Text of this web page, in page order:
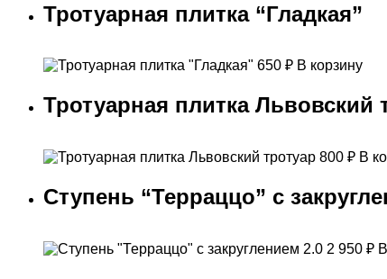
Тротуарная плитка “Гладкая”
650 ₽ В корзину
Тротуарная плитка Львовский
800 ₽ В
Ступень “Терраццо” с
2 950 ₽